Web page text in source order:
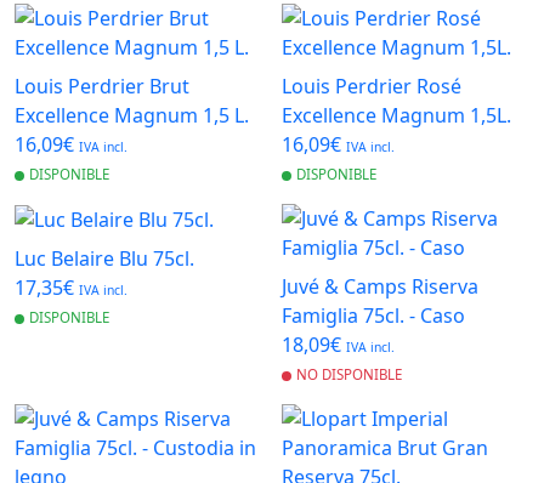
Louis Perdrier Brut
Excellence Magnum 1,5 L.
16,09€ IVA incl.
DISPONIBLE
Louis Perdrier Rosé
Excellence Magnum 1,5L.
16,09€ IVA incl.
DISPONIBLE
Luc Belaire Blu 75cl.
17,35€ IVA incl.
DISPONIBLE
Juvé & Camps Riserva
Famiglia 75cl. - Caso
18,09€ IVA incl.
NO DISPONIBLE